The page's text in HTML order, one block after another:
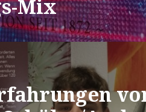
Mix